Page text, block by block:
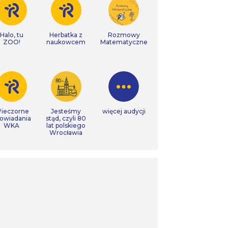
Halo, tu
ZOO!
Herbatka z
naukowcem
Rozmowy
Matematyczne
WKA
Jesteśmy
stąd, czyli 80
lat polskiego
Wrocławia
więcej audycji